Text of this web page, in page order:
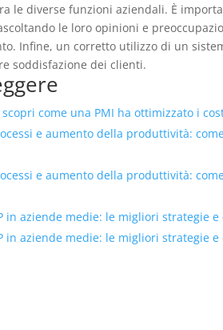
le diverse funzioni aziendali. È
le loro opinioni e
Infine, un corretto utilizzo di un
soddisfazione dei clienti.
come una PMI ha ottimizzato i
e aumento della produttività:
e aumento della produttività:
in aziende medie: le migliori strategie
in aziende medie: le migliori strategie